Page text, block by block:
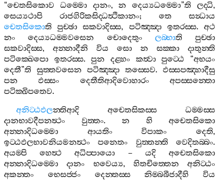
“චෙතසිකොව ධම‍්මො දානං,න දෙය්‍යධම‍්මො”ති ලද‍්ධි,
සෙය්‍යථාපි
රාජගිරිකසිද‍්ධත්‍ථිකානං; තෙ
සන්‍ධාය
චෙතසිකොති පුච‍්ඡා සකවාදිස‍්ස, පටිඤ‍්ඤා ඉතරස‍්ස.අථ
නං
දෙය්‍යධම‍්මවසෙන චොදෙතුං ලබ‍්භාති
පුච‍්ඡා
සකවාදිස‍්ස, අන‍්නාදීනි විය සො න සක‍්කා
දාතුන‍්ති
පටික‍්ඛෙපො
ඉතරස‍්ස.පුන දළ‍්හං කත්‍වා පුට‍්ඨෙ “අභයං
දෙතී”ති සුත‍්තවසෙන පටිඤ‍්ඤා තස‍්සෙව. ඵස‍්සපඤ‍්හාදීසු
පන
ඵස‍්සං දෙතීතිආදිවොහාරං
අපස‍්සන‍්තො
පටික‍්ඛිපතෙව.
අනිට‍්ඨඵලන‍්තිආදි අචෙතසිකස‍්ස
ධම‍්මස‍්ස
දානභාවදීපනත්‍ථං
වුත‍්තං. න හි
අචෙතසිකො
අන‍්නාදිධම‍්මො
ආයතිං විපාකං දෙති,
ඉට‍්ඨඵලභාවනියමනත්‍ථං
පනෙතං වුත‍්තන‍්ති වෙදිතබ‍්බං.
අයම‍්පි
හෙත්‍ථ අධිප‍්පායො – යදි
අචෙතසිකො
අන‍්නාදිධම‍්මො
දානං භවෙය්‍ය, හිතචිත‍්තෙන
අනිට‍්ඨං
අකන‍්තං
භෙසජ‍්ජං දෙන‍්තස‍්ස නිම‍්බබීජාදීහි
විය